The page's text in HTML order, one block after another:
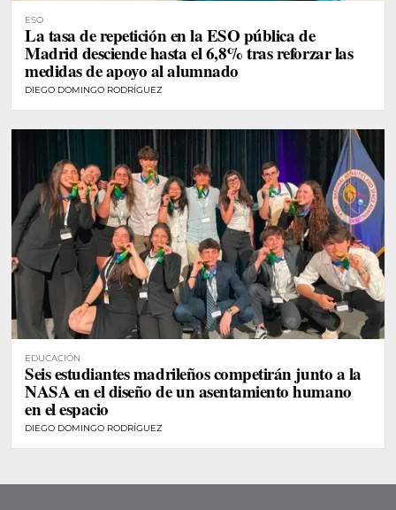
ESO
La tasa de repetición en la ESO pública de
Madrid desciende hasta el 6,8% tras reforzar las
medidas de apoyo al alumnado
DIEGO DOMINGO RODRÍGUEZ
EDUCACIÓN
Seis estudiantes madrileños competirán junto a la
NASA en el diseño de un asentamiento humano
en el espacio
DIEGO DOMINGO RODRÍGUEZ